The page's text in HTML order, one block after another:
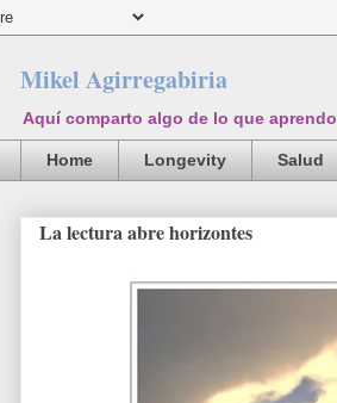
Mikel Agirregabiria
Aquí comparto algo de lo que
Home Longevity Salud
La lectura abre horizontes